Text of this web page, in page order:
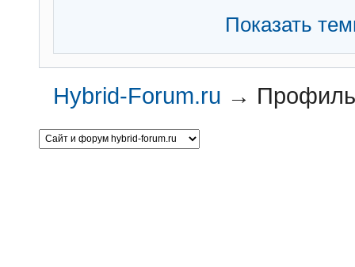
Показать
Hybrid-Forum.ru → Профиль